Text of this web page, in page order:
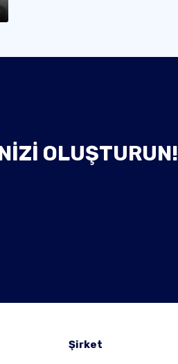
OLUŞTURUN!
Şirket